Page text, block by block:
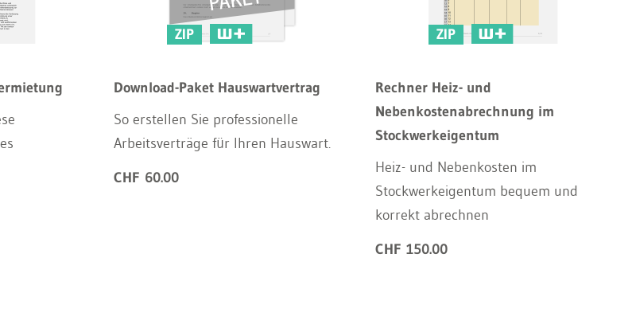
ZIP
Download-Paket Hauswartvertrag
So erstellen Sie professionelle
Arbeitsverträge für Ihren Hauswart.
CHF 60.00
ZIP
Rechner Heiz- und
Nebenkostenabrechnung im
Stockwerkeigentum
Heiz- und Nebenkosten im
Stockwerkeigentum bequem und
korrekt abrechnen
CHF 150.00